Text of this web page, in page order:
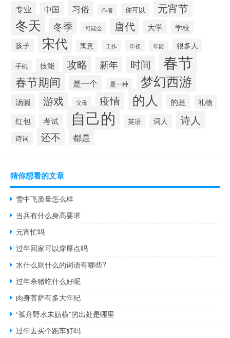
专业 中国 习俗 作者 你可以 元宵节
冬天 冬季 可能会 唐代 大学
学校
孩子
宋代 寓意 工作 年初 年龄 很多人
手机 技能 攻略 新年 时间 春节
春节期间 是一个 是一种 梦幻西游
汤圆 游戏 父母 疫情 的人 的是
礼物
红包
考试 自己的 英语 词人 诗人
诗词 还不 都是
猜你想看的文章
雪中飞质量怎么样
当兵有什么身高要求
元宵忙吗
过年回家可以穿厚点吗
水什么则什么的词语有哪些?
过年杀猪吃什么好呢
肉身菩萨有多大年纪
“孤舟野水未妨横”的出处是哪里
过年去买个跑车好吗